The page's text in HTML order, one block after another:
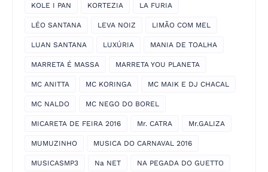
KOLE I PAN KORTEZIA LA FURIA
LÉO SANTANA LEVA NOIZ LIMÃO COM MEL
LUAN SANTANA LUXÚRIA MANIA DE TOALHA
MARRETA É MASSA MARRETA YOU PLANETA
MC ANITTA MC KORINGA MC MAIK E DJ CHACAL
MC NALDO MC NEGO DO BOREL
MICARETA DE FEIRA 2016 Mr. CATRA Mr.GALIZA
MUMUZINHO MUSICA DO CARNAVAL 2016
MUSICASMP3 Na NET NA PEGADA DO GUETTO